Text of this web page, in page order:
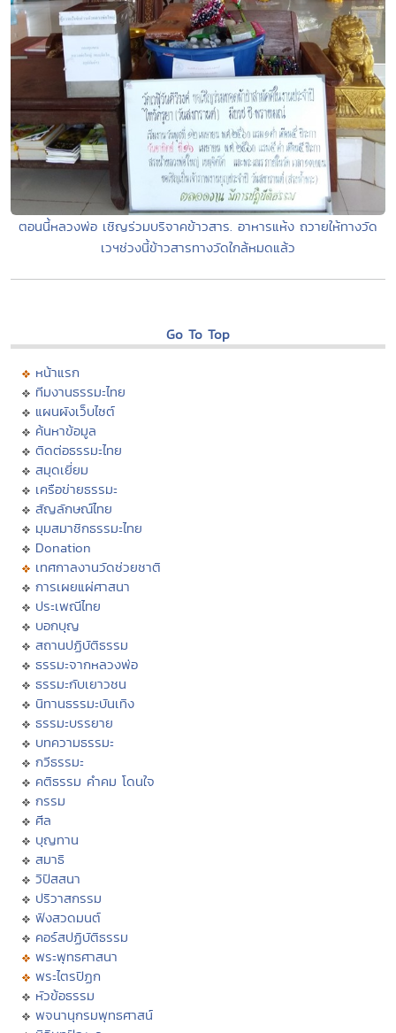
ตอนนี้หลวงพ่อ เชิญร่วมบริจาคข้าวสาร. อาหารแห้ง ถวายให้ทางวัด
เวฯช่วงนี้ข้าวสารทางวัดใกล้หมดแล้ว
Go To Top
หน้าแรก
ทีมงานธรรมะไทย
แผนผังเว็บไซต์
ค้นหาข้อมูล
ติดต่อธรรมะไทย
สมุดเยี่ยม
เครือข่ายธรรมะ
สัญลักษณ์ไทย
มุมสมาชิกธรรมะไทย
Donation
เทศกาลงานวัดช่วยชาติ
การเผยแผ่ศาสนา
ประเพณีไทย
บอกบุญ
สถานปฏิบัติธรรม
ธรรมะจากหลวงพ่อ
ธรรมะกับเยาวชน
นิทานธรรมะบันเทิง
ธรรมะบรรยาย
บทความธรรมะ
กวีธรรมะ
คติธรรม คำคม โดนใจ
กรรม
ศีล
บุญทาน
สมาธิ
วิปัสสนา
ปริวาสกรรม
ฟังสวดมนต์
คอร์สปฏิบัติธรรม
พระพุทธศาสนา
พระไตรปิฏก
หัวข้อธรรม
พจนานุกรมพุทธศาสน์